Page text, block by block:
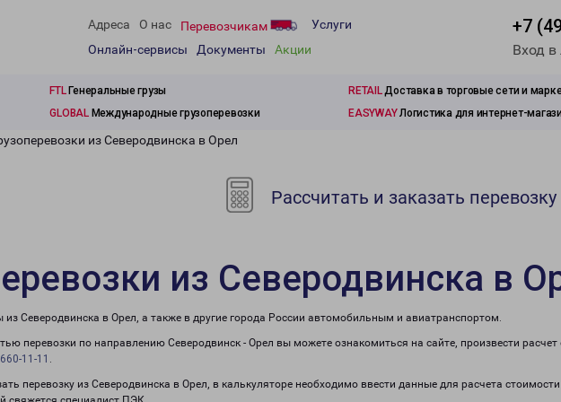
Адреса О нас Перевозчикам
Услуги
Онлайн-сервисы
Документы Акции
+7
Вход
FTLГенеральные грузы RETAILДоставка в торговые сети и
GLOBALМеждународные грузоперевозки EASYWAYЛогистика для интернет-
из Северодвинска в Орел
Рассчитать и заказать перевозку
из Северодвинска в
из Северодвинска в Орел, а также в другие города России автомобильным и авиатранспортом.
перевозки по направлению Северодвинск - Орел вы можете ознакомиться на сайте, произвести
11-11 .
перевозку из Северодвинска в Орел, в калькуляторе необходимо ввести данные для расчета